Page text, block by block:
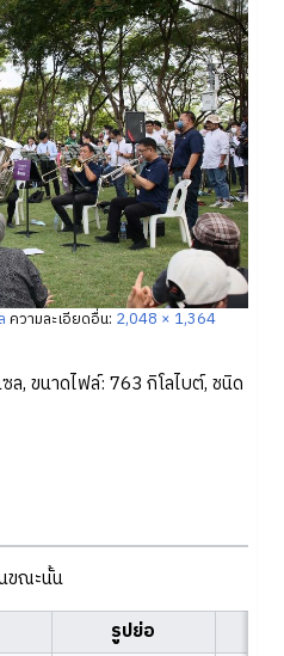
ความละเอียดอื่น: 2,048 × 1,364
, ขนาดไฟล์: 763 กิโลไบต์, ชนิด
ขณะนั้น
รูปย่อ